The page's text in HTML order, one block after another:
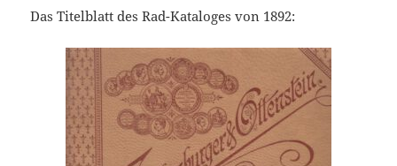
Das Titelblatt des Rad-Kataloges von 1892: